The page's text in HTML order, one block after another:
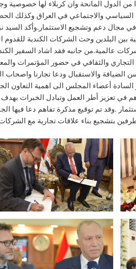
من الدول المانحة وان كربلاء لها خصوصية
السياسي والاجتماعي في العراق وكذلك
مجال دعم وتشجيع الاستثمار.وأكد السيد
بين البلدين وحث الشركات الكندية
عالمية.من جانبه فقد اشاد السفير
التجاري والثقافي في حضور المؤتمرات
الضيافة والاستقبال ودعا تجارنا
أعضاء المجلس الى اهمية التعاون
في تعزيز أطر العمل وتبادل الخبرات
.وقد تم توقيع مذكرة تفاهم دعا فيها
بتشجيع بناء علاقات تجارية مع